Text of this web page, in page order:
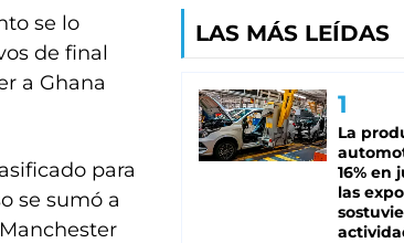
se lo
de final
a Ghana
para
se sumó a
LAS MÁS LEÍDAS
La
16% en
las